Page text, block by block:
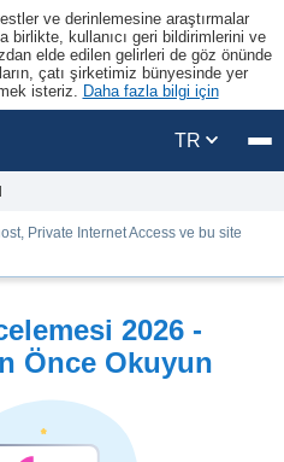
ve derinlemesine araştırmalar
birlikte, kullanıcı geri bildirimlerini ve
elde edilen gelirleri de göz önünde
çatı şirketimiz bünyesinde yer
isteriz. Daha fazla bilgi için
TR
Private Internet Access ve bu site
2026 -
Önce Okuyun